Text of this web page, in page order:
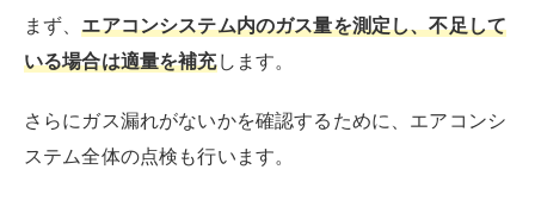
まず、エアコンシステム内のガス量を測定し、不足して
いる場合は適量を補充します。
さらにガス漏れがないかを確認するために、エアコンシ
ステム全体の点検も行います。